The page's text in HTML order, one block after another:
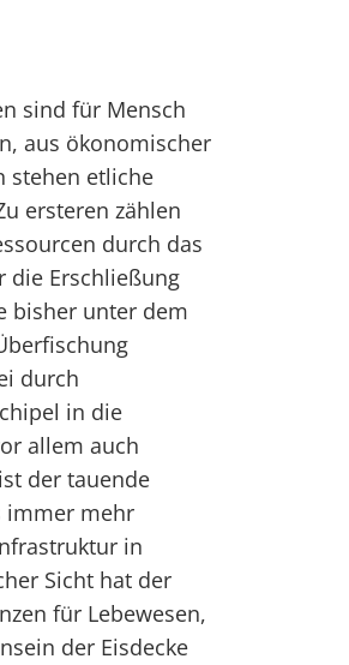
sind für Mensch
aus ökonomischer
stehen etliche
ersteren zählen
durch das
die Erschließung
bisher unter dem
durch
in die
allem auch
der tauende
immer mehr
in
Sicht hat der
für Lebewesen,
der Eisdecke